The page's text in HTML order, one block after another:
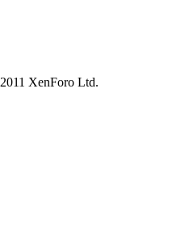
XenForo Ltd.